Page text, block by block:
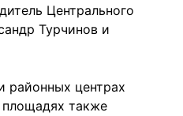
Центрального
Турчинов и
районных центрах
также